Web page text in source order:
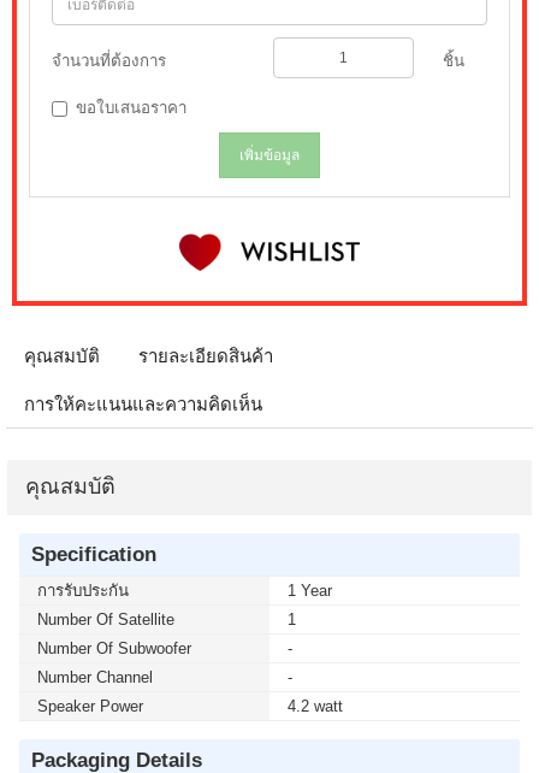
จำนวนที่ต้องการ ชิ้น
ขอใบเสนอราคา
เพิ่มข้อมูล
คุณสมบัติ รายละเอียดสินค้า
การให้คะแนนและความคิดเห็น
คุณสมบัติ
Specification
การรับประกัน
1 Year
Number Of Satellite
1
Number Of Subwoofer
-
Number Channel
-
Speaker Power
4.2 watt
Packaging Details